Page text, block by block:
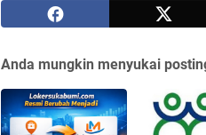
Anda mungkin menyukai